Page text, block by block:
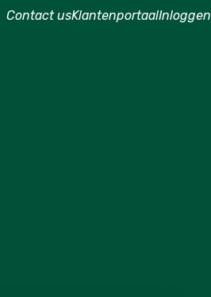
Contact usKlantenportaalInloggen